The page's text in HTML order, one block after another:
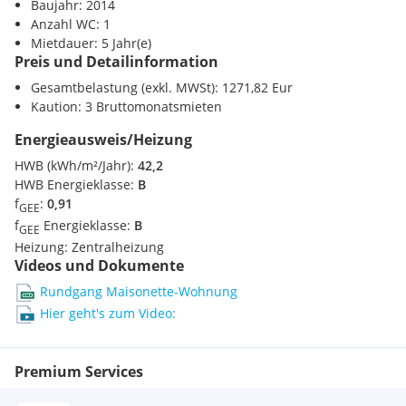
Bodentiefe Fenster für helle, freundliche Räume
Großzügige Freiflächen in Form von Balkonen und
Terrassen
Ideale öffentliche Verkehrsanbindung direkt vor der
Haustüre
Zahlreiche Geschäfte des täglichen Lebens im Styria
Center
Entspannung und Erholung im ruhigen, hauseigenen
Innenhof
AKTION
1 MONAT MIETZINSFREI*
* nur für Studierende und Lehrlinge
bis 31.08.2026
*Die Betriebskosten sind auch während des mietzinsfreien
Baujahr: 2014
Anzahl WC: 1
Mietdauer: 5 Jahr(e)
Preis und Detailinformation
Gesamtbelastung (exkl. MWSt): 1271,82 Eur
Kaution: 3 Bruttomonatsmieten
Energieausweis/Heizung
HWB (kWh/m²/Jahr): 42,2
HWB Energieklasse: B
fGEE: 0,91
fGEE Energieklasse: B
Heizung: Zentralheizung
Videos und Dokumente
Rundgang Maisonette-Wohnung
Hier geht's zum Video:
Premium Services